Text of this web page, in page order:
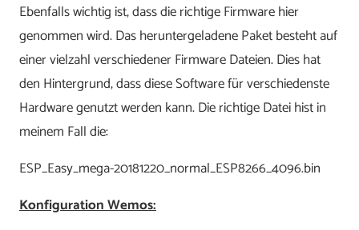
Ebenfalls wichtig ist, dass die richtige Firmware hier
genommen wird. Das heruntergeladene Paket besteht auf
einer vielzahl verschiedener Firmware Dateien. Dies hat
den Hintergrund, dass diese Software für verschiedenste
Hardware genutzt werden kann. Die richtige Datei hist in
meinem Fall die:
ESP_Easy_mega-20181220_normal_ESP8266_4096.bin
Konfiguration Wemos: